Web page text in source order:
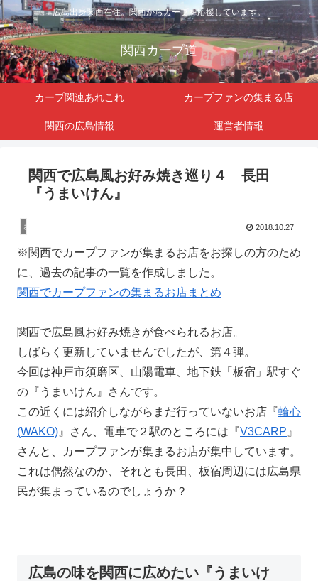
広島出身関西在住。関西からカープを応援しています。
関西カープ道
カープ関連あれこれ カープファンの集まる店
関西の広島情報 運営者情報
関西で広島風お好み焼き巡り４ 長田
『うまいけん』
お好み焼き 2018.10.27
※関西でカープファンが集まるお店をお探しの方のため
に、過去の記事の一覧を作成しました。
関西でカープファンの集まるお店まとめ
関西で広島風お好み焼きが食べられるお店。
しばらく更新していませんでしたが、第４弾。
今回は神戸市須磨区、山陽電車、地下鉄「板宿」駅すぐ
の『うまいけん』さんです。
この近くには紹介しながらまだ行っていないお店『輪心
(WAKO) 』さん、電車で２駅のところには『V3CARP 』
さんと、カープファンが集まるお店が集中しています。
これは偶然なのか、それとも長田、板宿周辺には広島県
民が集まっているのでしょうか？
広島の味を関西に広めたい『うまいけ